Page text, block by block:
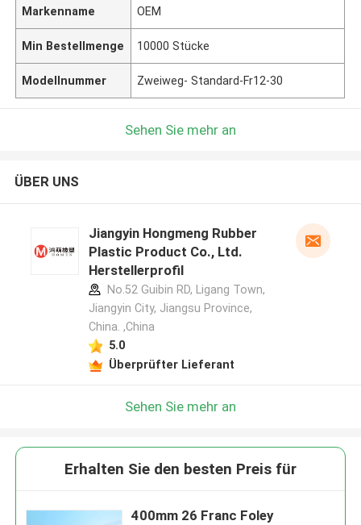
Markenname OEM
Min Bestellmenge 10000 Stücke
Modellnummer Zweiweg- Standard-Fr12-30
Sehen Sie mehr an
ÜBER UNS
Jiangyin Hongmeng Rubber
Plastic Product Co., Ltd.
Herstellerprofil
No.52 Guibin RD, Ligang Town,
Jiangyin City, Jiangsu Province,
China. ,China
5.0
Überprüfter Lieferant
Sehen Sie mehr an
Erhalten Sie den besten Preis für
400mm 26 Franc Foley